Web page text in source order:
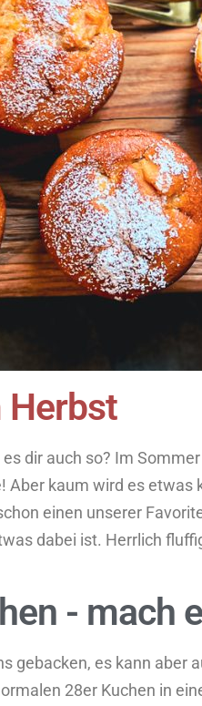
Herbst
dir auch so? Im
Aber kaum wird es
einen unserer
dabei ist. Herrlich
- mach
gebacken, es kann
28er Kuchen in